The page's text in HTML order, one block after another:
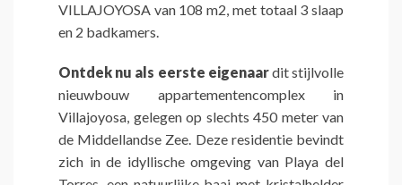
VILLAJOYOSA van 108 m2, met totaal 3 slaap
en 2 badkamers.
Ontdek nu als eerste eigenaardit stijlvolle
nieuwbouw appartementencomplex in
Villajoyosa, gelegen op slechts 450 meter van
de Middellandse Zee. Deze residentie bevindt
zich in de idyllische omgeving van Playa del